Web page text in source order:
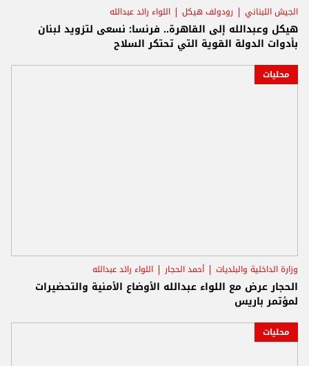
الجيش اللبناني رودولف هيكل اللواء رائد عبدالله
هيكل وعبدالله إلى القاهرة.. فرنسا: نسعى لتزويد لبنان
بأدوات الدولة القوية التي تحتكر السلاح
محليات
وزارة الداخلية والبلديات أحمد الحجار اللواء رائد عبدالله
الحجار عرض مع اللواء عبدالله الأوضاع الأمنية والتحضيرات
لمؤتمر باريس
محليات